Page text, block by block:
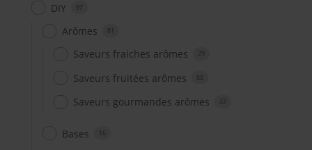
DIY 97
Arômes 81
Saveurs fraiches arômes 29
Saveurs fruitées arômes 50
Saveurs gourmandes arômes 22
Bases 16